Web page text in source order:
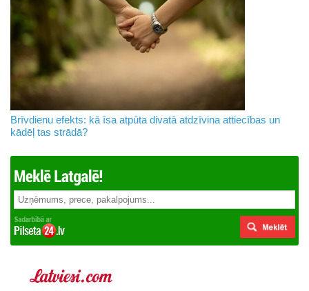
Brīvdienu efekts: kā īsa atpūta divatā atdzīvina attiecības un
kādēļ tas strādā?